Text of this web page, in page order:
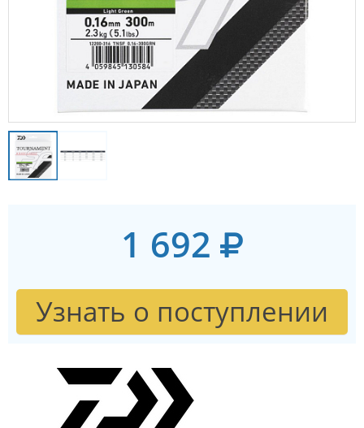
1 692
Узнать о поступлении